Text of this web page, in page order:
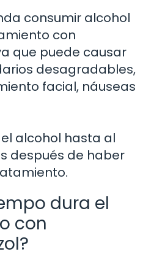
consumir alcohol
con
que puede causar
desagradables,
facial, náuseas
alcohol hasta al
después de haber
dura el
con